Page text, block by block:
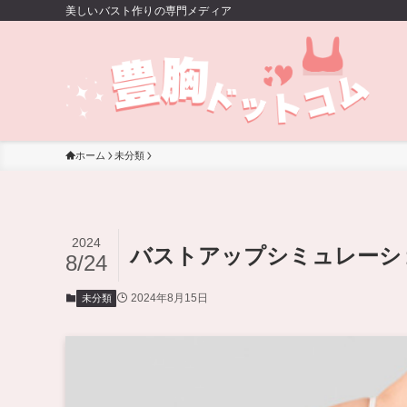
美しいバスト作りの専門メディア
ホーム 未分類
バストアップシミュレーシ
2024
8/24
未分類 2024年8月15日